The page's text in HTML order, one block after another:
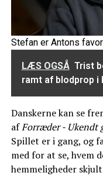
Stefan er Antons
LÆS OGSÅ Trist
ramt af blodprop i
Danskerne kan se
afForræder - Ukendt
Spillet er i gang, og
med for at se, hvem
hemmeligheder